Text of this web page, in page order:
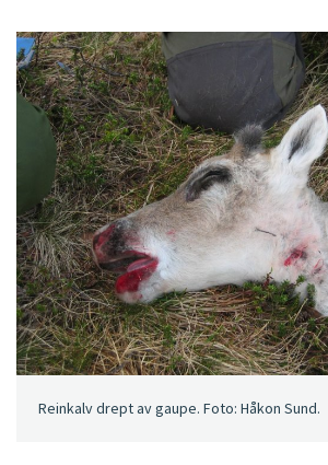
Reinkalv drept av gaupe. Foto: Håkon Sund.